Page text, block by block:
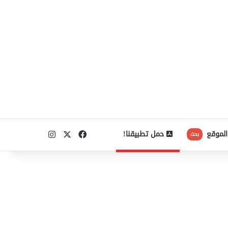
بحث حمل تطبيقنا! فيسبوكانستقرام